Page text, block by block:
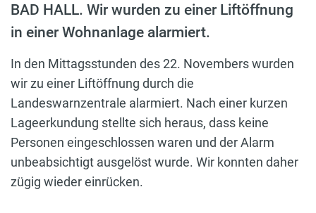
BAD HALL. Wir wurden zu einer Liftöffnung
in einer Wohnanlage alarmiert.
In den Mittagsstunden des 22. Novembers wurden
wir zu einer Liftöffnung durch die
Landeswarnzentrale alarmiert. Nach einer kurzen
Lageerkundung stellte sich heraus, dass keine
Personen eingeschlossen waren und der Alarm
unbeabsichtigt ausgelöst wurde. Wir konnten daher
zügig wieder einrücken.